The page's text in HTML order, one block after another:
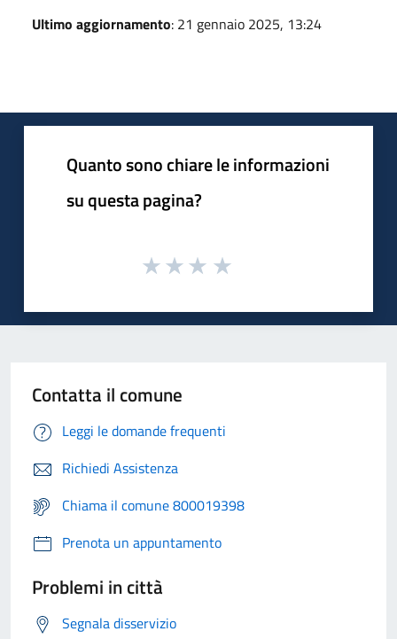
Ultimo aggiornamento: 21 gennaio 2025, 13:24
Quanto sono chiare le informazioni
su questa pagina?
Contatta il comune
Leggi le domande frequenti
Richiedi Assistenza
Chiama il comune 800019398
Prenota un appuntamento
Problemi in città
Segnala disservizio